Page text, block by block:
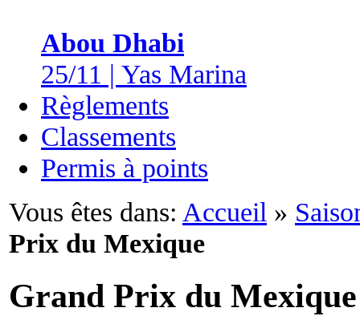
Abou Dhabi
25/11 | Yas Marina
Règlements
Classements
Permis à points
Vous êtes dans: Accueil »
Prix du Mexique
Grand Prix du Mexique